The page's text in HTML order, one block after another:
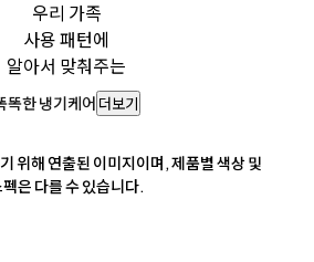
우리 가족
사용 패턴에
알아서 맞춰주는
똑한 냉기케어 더보기
위해 연출된 이미지이며, 제품별 색상 및
은 다를 수 있습니다.